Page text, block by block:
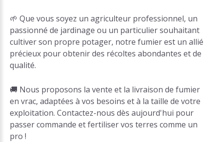
🌱 Que vous soyez un agriculteur professionnel, un
passionné de jardinage ou un particulier souhaitant
cultiver son propre potager, notre fumier est un allié
précieux pour obtenir des récoltes abondantes et de
qualité.
🚚 Nous proposons la vente et la livraison de fumier
en vrac, adaptées à vos besoins et à la taille de votre
exploitation. Contactez-nous dès aujourd'hui pour
passer commande et fertiliser vos terres comme un
pro !